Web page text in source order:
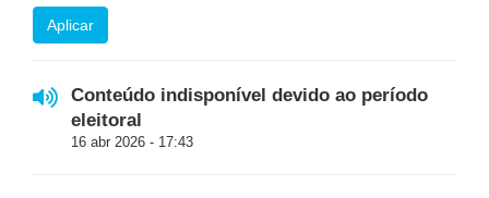
Aplicar
Conteúdo indisponível devido ao período
eleitoral
16 abr 2026 - 17:43